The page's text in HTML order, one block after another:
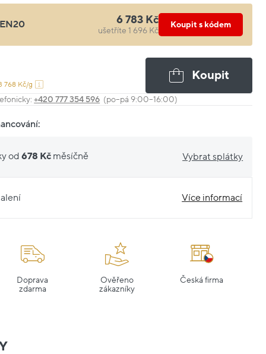
6 783 Kč
ušetříte 1 696 Kč
Koupit s kódem
768 Kč/g
Koupit
+420 777 354 596 (po–pá 9:00–16:00)
od678 Kč měsíčně Vybrat splátky
Více informací
Doprava
zdarma
Ověřeno
zákazníky
Česká firma